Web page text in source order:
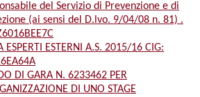
del Servizio di Prevenzione e di
(ai sensi del D.lvo. 9/04/08 n. 81) .
ESPERTI ESTERNI A.S. 2015/16 CIG:
DI GARA N. 6233462 PER
DI UNO STAGE